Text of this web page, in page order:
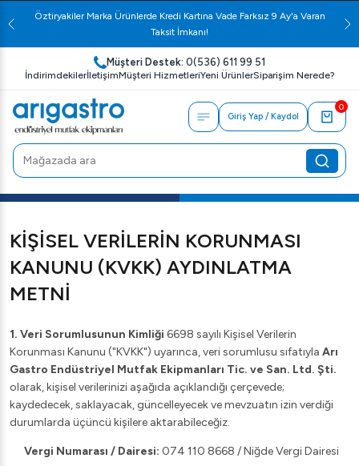
Öztiryakiler Marka Ürünlerde Kredi Kartına Vade Farksız 9 Ay'a Varan
Taksit İmkanı!
Müşteri Destek: 0(536) 611 99 51
İndirimdekilerİletişimMüşteri HizmetleriYeni ÜrünlerSiparişim Nerede?
Giriş Yap / Kaydol
0
KİŞİSEL VERİLERİN KORUNMASI
KANUNU (KVKK) AYDINLATMA
METNİ
1. Veri Sorumlusunun Kimliği 6698 sayılı Kişisel Verilerin
Korunması Kanunu ("KVKK") uyarınca, veri sorumlusu sıfatıyla Arı
Gastro Endüstriyel Mutfak Ekipmanları Tic. ve San. Ltd. Şti.
olarak, kişisel verilerinizi aşağıda açıklandığı çerçevede;
kaydedecek, saklayacak, güncelleyecek ve mevzuatın izin verdiği
durumlarda üçüncü kişilere aktarabileceğiz.
Vergi Numarası / Dairesi: 074 110 8668 / Niğde Vergi Dairesi